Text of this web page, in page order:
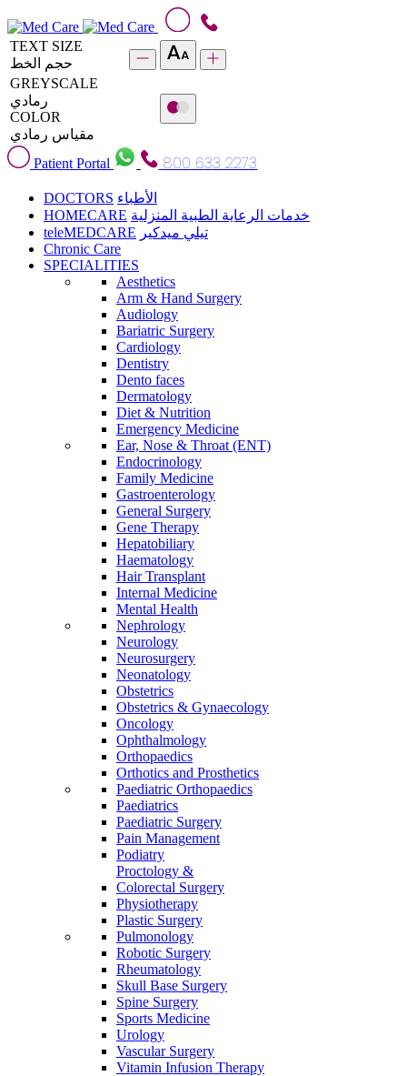
TEXT SIZE
حجم الخط
GREYSCALE
رمادي
COLOR
مقياس رمادي
Patient Portal
800 633 2273
DOCTORS الأطباء
HOMECARE خدمات الرعاية الطبية المنزلية
teleMEDCARE تيلي ميدكير
Chronic Care
SPECIALITIES
Aesthetics
Arm & Hand Surgery
Audiology
Bariatric Surgery
Cardiology
Dentistry
Dento faces
Dermatology
Diet & Nutrition
Emergency Medicine
Ear, Nose & Throat (ENT)
Endocrinology
Family Medicine
Gastroenterology
General Surgery
Gene Therapy
Hepatobiliary
Haematology
Hair Transplant
Internal Medicine
Mental Health
Nephrology
Neurology
Neurosurgery
Neonatology
Obstetrics
Obstetrics & Gynaecology
Oncology
Ophthalmology
Orthopaedics
Orthotics and Prosthetics
Paediatric Orthopaedics
Paediatrics
Paediatric Surgery
Pain Management
Podiatry
Proctology &
Colorectal Surgery
Physiotherapy
Plastic Surgery
Pulmonology
Robotic Surgery
Rheumatology
Skull Base Surgery
Spine Surgery
Sports Medicine
Urology
Vascular Surgery
Vitamin Infusion Therapy